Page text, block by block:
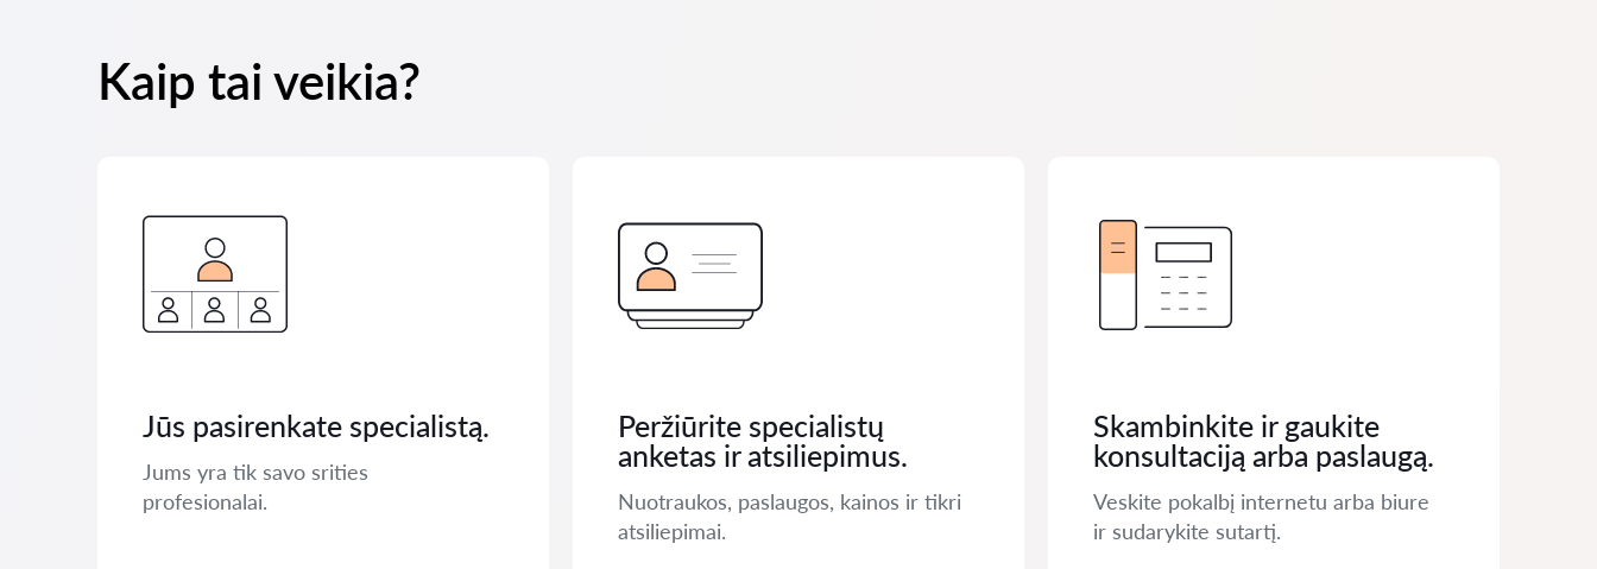
Kaip tai veikia?
Jūs pasirenkate specialistą.
Jums yra tik savo srities
profesionalai.
Peržiūrite specialistų
anketas ir atsiliepimus.
Nuotraukos, paslaugos, kainos ir tikri
atsiliepimai.
Skambinkite ir gaukite
konsultaciją arba paslaugą.
Veskite pokalbį internetu arba biure
ir sudarykite sutartį.